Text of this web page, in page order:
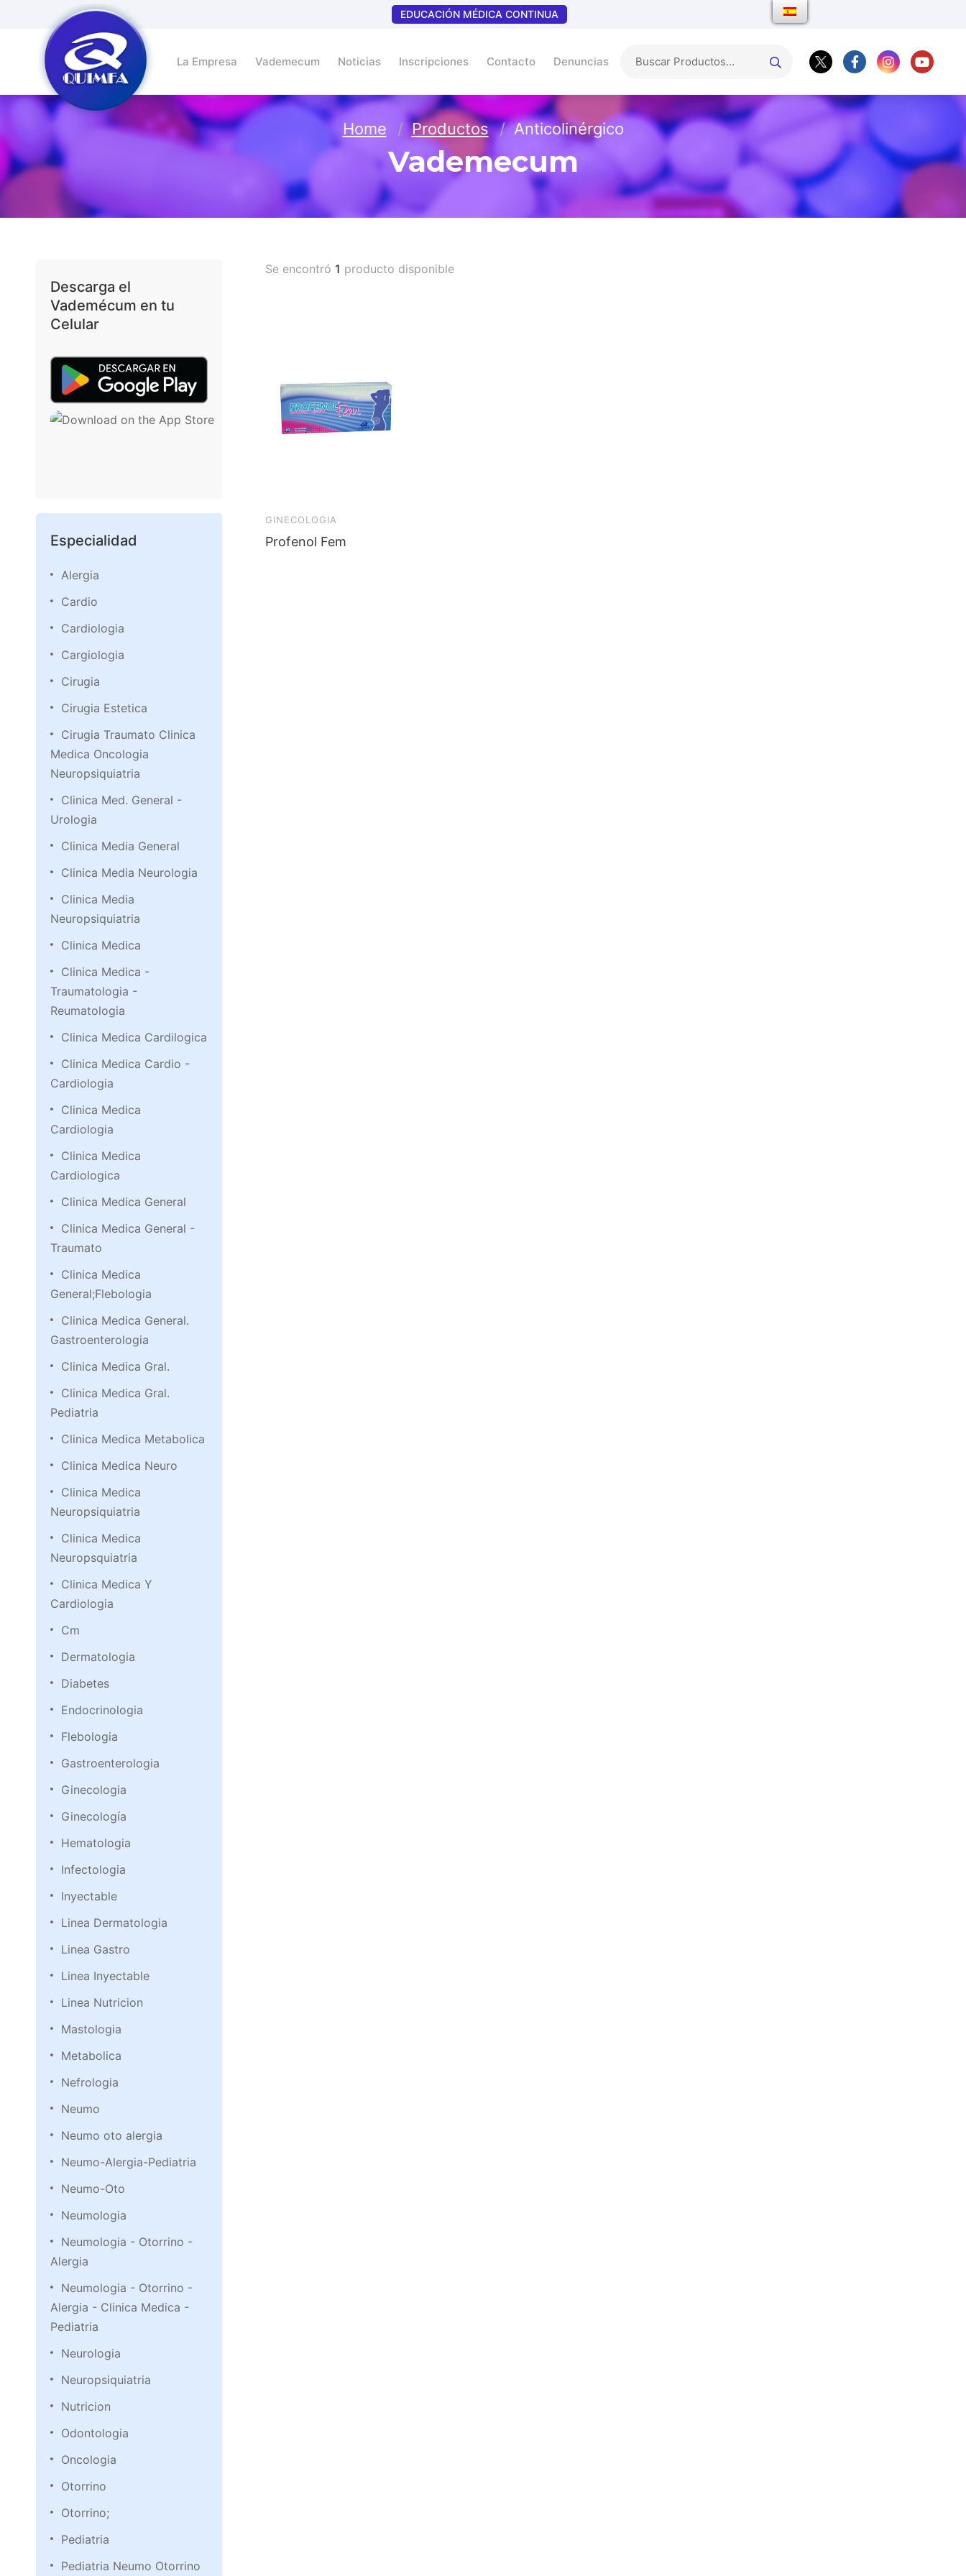
EDUCACIÓN MÉDICA CONTINUA
La Empresa Vademecum Noticias Inscripciones Contacto Denuncias
Vademecum
Home Productos Anticolinérgico
Descarga el
Vademécum en tu
Celular
Especialidad
Alergia
Cardio
Cardiologia
Cargiologia
Cirugia
Cirugia Estetica
Cirugia Traumato Clinica
Medica Oncologia
Neuropsiquiatria
Clinica Med. General -
Urologia
Clinica Media General
Clinica Media Neurologia
Clinica Media
Neuropsiquiatria
Clinica Medica
Clinica Medica -
Traumatologia -
Reumatologia
Clinica Medica Cardilogica
Clinica Medica Cardio -
Cardiologia
Clinica Medica
Cardiologia
Clinica Medica
Cardiologica
Clinica Medica General
Clinica Medica General -
Traumato
Clinica Medica
General;Flebologia
Clinica Medica General.
Gastroenterologia
Clinica Medica Gral.
Clinica Medica Gral.
Pediatria
Clinica Medica Metabolica
Clinica Medica Neuro
Clinica Medica
Neuropsiquiatria
Clinica Medica
Neuropsquiatria
Clinica Medica Y
Cardiologia
Cm
Dermatologia
Diabetes
Endocrinologia
Flebologia
Gastroenterologia
Ginecologia
Ginecología
Hematologia
Infectologia
Inyectable
Linea Dermatologia
Linea Gastro
Linea Inyectable
Linea Nutricion
Mastologia
Metabolica
Nefrologia
Neumo
Neumo oto alergia
Neumo-Alergia-Pediatria
Neumo-Oto
Neumologia
Neumologia - Otorrino -
Alergia
Neumologia - Otorrino -
Alergia - Clinica Medica -
Pediatria
Neurologia
Neuropsiquiatria
Nutricion
Odontologia
Oncologia
Otorrino
Otorrino;
Pediatria
Pediatria Neumo Otorrino
Se encontró 1 producto disponible
GINECOLOGIA
Profenol Fem